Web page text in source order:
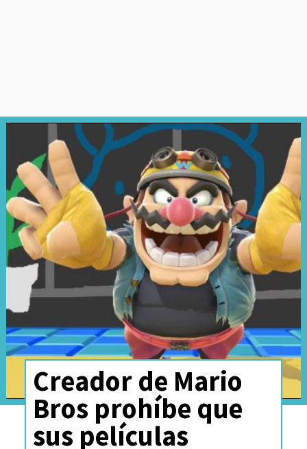
Creador de Mario
Bros prohíbe que
sus películas